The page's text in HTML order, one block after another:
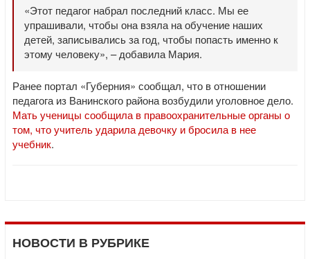
«Этот педагог набрал последний класс. Мы ее
упрашивали, чтобы она взяла на обучение наших
детей, записывались за год, чтобы попасть именно к
этому человеку», – добавила Мария.
Ранее портал «Губерния» сообщал, что в отношении
педагога из Ванинского района возбудили уголовное дело.
Мать ученицы сообщила в правоохранительные органы о
том, что учитель ударила девочку и бросила в нее
учебник.
НОВОСТИ В РУБРИКЕ